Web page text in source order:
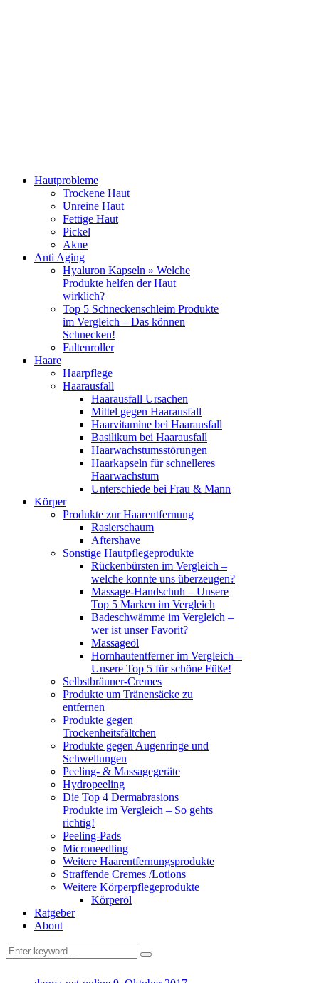
Hautprobleme
Trockene Haut
Unreine Haut
Fettige Haut
Pickel
Akne
Anti Aging
Hyaluron Kapseln » Welche
Produkte helfen der Haut
wirklich?
Top 5 Schneckenschleim Produkte
im Vergleich – Das können
Schnecken!
Faltenroller
Haare
Haarpflege
Haarausfall
Haarausfall Ursachen
Mittel gegen Haarausfall
Haarvitamine bei Haarausfall
Basilikum bei Haarausfall
Haarwachstumsstörungen
Haarkapseln für schnelleres
Haarwachstum
Unterschiede bei Frau & Mann
Körper
Produkte zur Haarentfernung
Rasierschaum
Aftershave
Sonstige Hautpflegeprodukte
Rückenbürsten im Vergleich –
welche konnte uns überzeugen?
Massage-Handschuh – Unsere
Top 5 Marken im Vergleich
Badeschwämme im Vergleich –
wer ist unser Favorit?
Massageöl
Hornhautentferner im Vergleich –
Unsere Top 5 für schöne Füße!
Selbstbräuner-Cremes
Produkte um Tränensäcke zu
entfernen
Produkte gegen
Trockenheitsfältchen
Produkte gegen Augenringe und
Schwellungen
Peeling- & Massagegeräte
Hydropeeling
Die Top 4 Dermabrasions
Produkte im Vergleich – So gehts
richtig!
Peeling-Pads
Microneedling
Weitere Haarentfernungsprodukte
Straffende Cremes /Lotions
Weitere Körperpflegeprodukte
Körperöl
Ratgeber
About